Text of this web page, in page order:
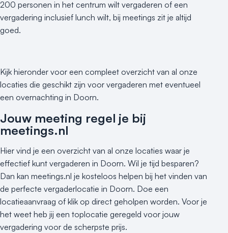
200 personen in het centrum wilt vergaderen of een
vergadering inclusief lunch wilt, bij meetings zit je altijd
goed.
Kijk hieronder voor een compleet overzicht van al onze
locaties die geschikt zijn voor vergaderen met eventueel
een overnachting in Doorn.
Jouw meeting regel je bij
meetings.nl
Hier vind je een overzicht van al onze locaties waar je
effectief kunt vergaderen in Doorn. Wil je tijd besparen?
Dan kan meetings.nl je kosteloos helpen bij het vinden van
de perfecte vergaderlocatie in Doorn. Doe een
locatieaanvraag of klik op direct geholpen worden. Voor je
het weet heb jij een toplocatie geregeld voor jouw
vergadering voor de scherpste prijs.